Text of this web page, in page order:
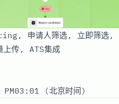
申请人筛选, 立即筛选,
传, ATS集成
PM03:01 (北京时间)